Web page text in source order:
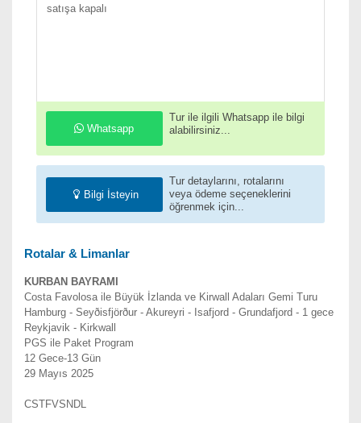
satışa kapalı
Whatsapp
Tur ile ilgili Whatsapp ile bilgi
alabilirsiniz...
Bilgi İsteyin
Tur detaylarını, rotalarını
veya ödeme seçeneklerini
öğrenmek için...
Rotalar & Limanlar
KURBAN BAYRAMI
Costa Favolosa ile Büyük İzlanda ve Kirwall Adaları Gemi Turu
Hamburg - Seyðisfjörður - Akureyri - Isafjord - Grundafjord - 1 gece
Reykjavik - Kirkwall
PGS ile Paket Program
12 Gece-13 Gün
29 Mayıs 2025
CSTFVSNDL